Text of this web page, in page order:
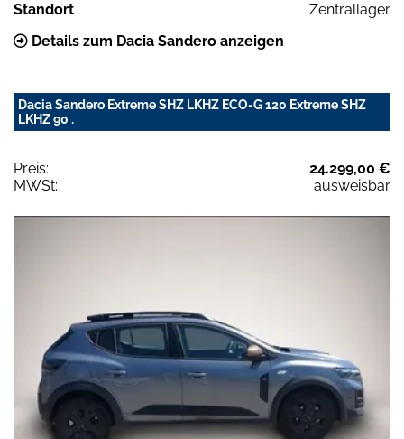
Standort
Zentrallager
Details zum Dacia Sandero anzeigen
Dacia Sandero Extreme SHZ LKHZ ECO-G 120 Extreme SHZ
LKHZ 90 .
Preis:
24.299,00 €
MWSt:
ausweisbar